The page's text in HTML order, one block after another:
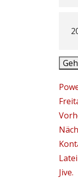
Jive.